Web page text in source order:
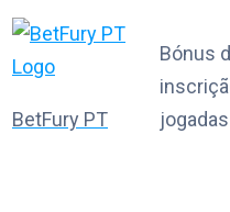
BetFury PT
Bónus